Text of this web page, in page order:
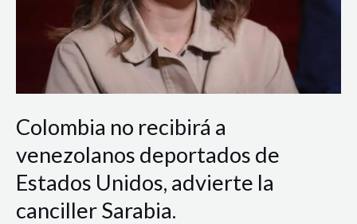
Colombia no recibirá a
venezolanos deportados de
Estados Unidos, advierte la
canciller Sarabia.
advierte
canciller
Sarabia.